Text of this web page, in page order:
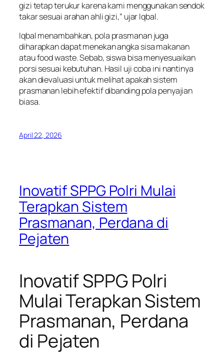
gizi tetap terukur karena kami menggunakan sendok
takar sesuai arahan ahli gizi,” ujar Iqbal.
Iqbal menambahkan, pola prasmanan juga
diharapkan dapat menekan angka sisa makanan
atau food waste. Sebab, siswa bisa menyesuaikan
porsi sesuai kebutuhan. Hasil uji coba ini nantinya
akan dievaluasi untuk melihat apakah sistem
prasmanan lebih efektif dibanding pola penyajian
biasa.
April 22, 2026
Inovatif SPPG Polri Mulai
Terapkan Sistem
Prasmanan, Perdana di
Pejaten
Inovatif SPPG Polri
Mulai Terapkan Sistem
Prasmanan, Perdana
di Pejaten